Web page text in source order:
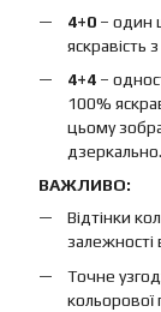
4+0 – один
яскравість
4+4 –
100%
цьому
дзеркально.
ВАЖЛИВО:
Відтінки
залежності
Точне
кольорової